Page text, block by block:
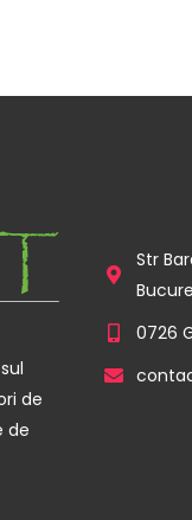
de
de
Str
0726